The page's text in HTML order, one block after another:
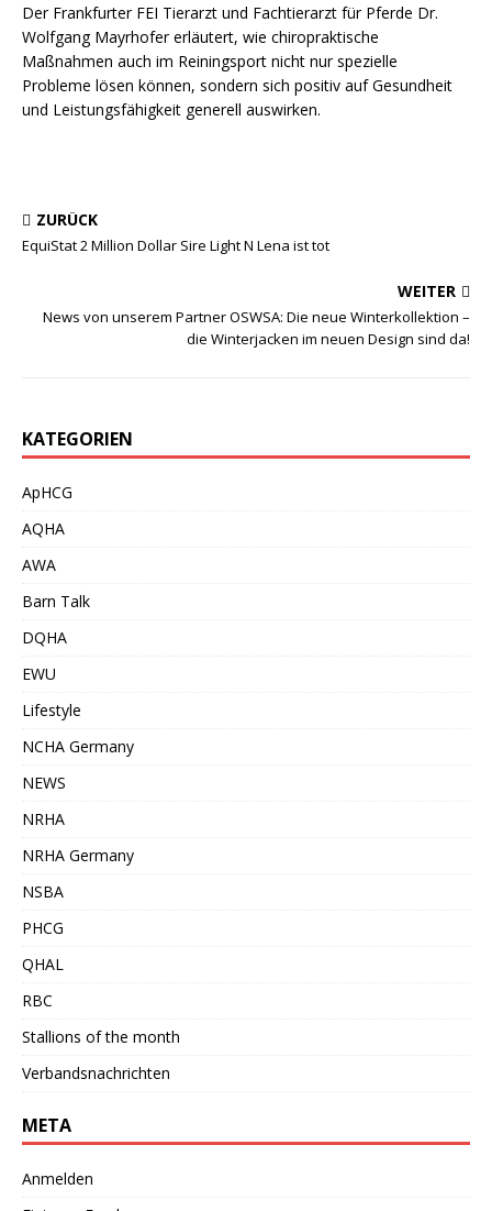
Der Frankfurter FEI Tierarzt und Fachtierarzt für Pferde Dr.
Wolfgang Mayrhofer erläutert, wie chiropraktische
Maßnahmen auch im Reiningsport nicht nur spezielle
Probleme lösen können, sondern sich positiv auf Gesundheit
und Leistungsfähigkeit generell auswirken.
ZURÜCK
EquiStat 2 Million Dollar Sire Light N Lena ist tot
WEITER
News von unserem Partner OSWSA: Die neue Winterkollektion –
die Winterjacken im neuen Design sind da!
KATEGORIEN
ApHCG
AQHA
AWA
Barn Talk
DQHA
EWU
Lifestyle
NCHA Germany
NEWS
NRHA
NRHA Germany
NSBA
PHCG
QHAL
RBC
Stallions of the month
Verbandsnachrichten
META
Anmelden